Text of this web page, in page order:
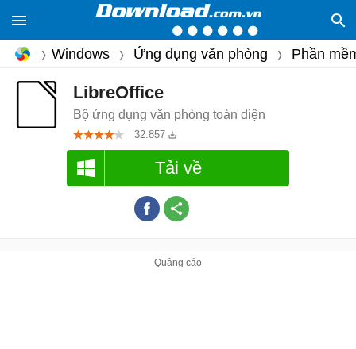
Windows Ứng dụng văn phòng Phần
LibreOffice
Bộ ứng dụng văn phòng toàn diện
32.857
Tải về